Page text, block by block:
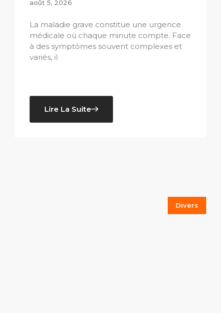
août 5, 2026
La maladie grave constitue une urgence
médicale où chaque minute compte. Face
à des symptômes souvent complexes et
variés, il
Lire La Suite
Divers